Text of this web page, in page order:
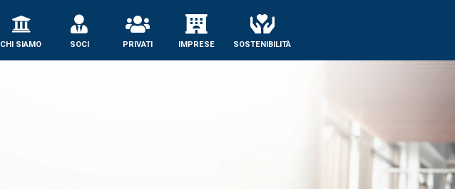
CHI SIAMO SOCI PRIVATI IMPRESE SOSTENIBILITÀ